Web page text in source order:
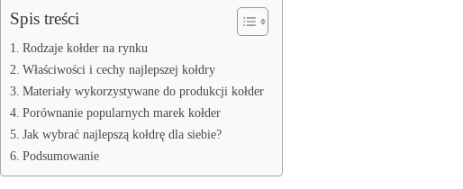
Spis treści
Rodzaje kołder na rynku
Właściwości i cechy najlepszej kołdry
Materiały wykorzystywane do produkcji kołder
Porównanie popularnych marek kołder
Jak wybrać najlepszą kołdrę dla siebie?
Podsumowanie